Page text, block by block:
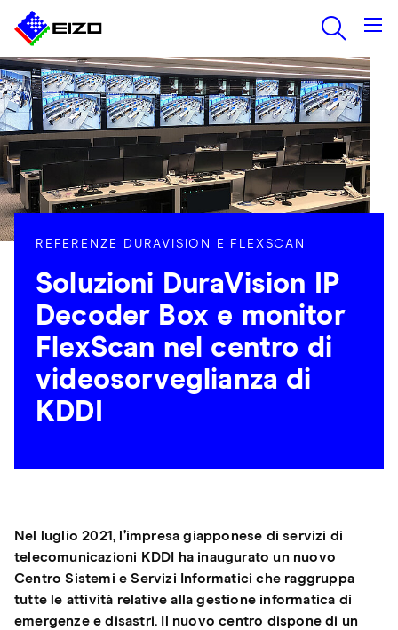
REFERENZE DURAVISION E FLEXSCAN
Soluzioni DuraVision IP
Decoder Box e monitor
FlexScan nel centro di
videosorveglianza di
KDDI
Nel luglio 2021, l’impresa giapponese di servizi di
telecomunicazioni KDDI ha inaugurato un nuovo
Centro Sistemi e Servizi Informatici che raggruppa
tutte le attività relative alla gestione informatica di
emergenze e disastri. Il nuovo centro dispone di un